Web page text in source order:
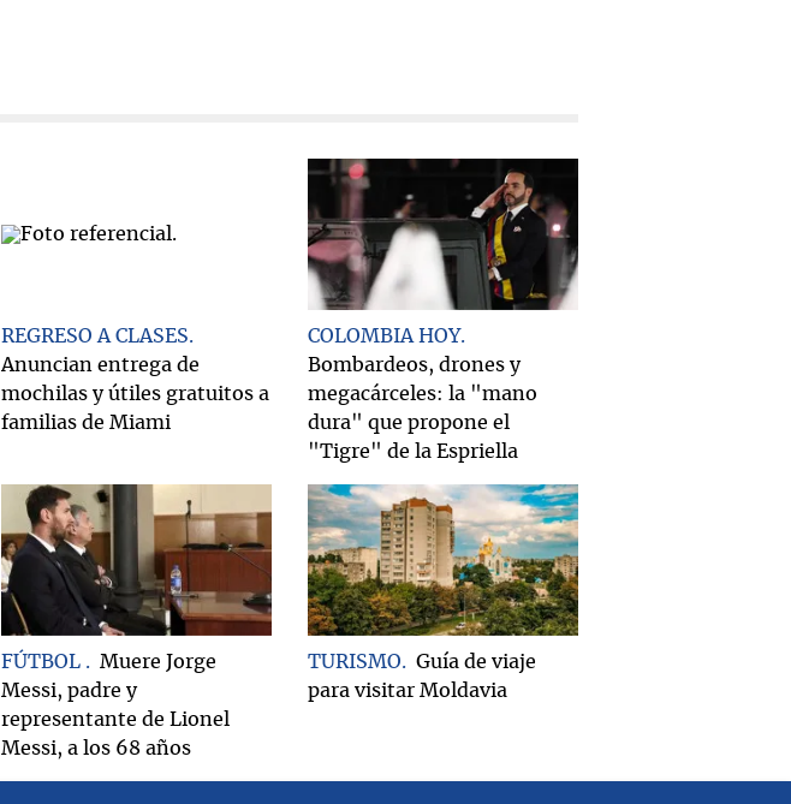
REGRESO A CLASES
Anuncian entrega de
mochilas y útiles gratuitos a
familias de Miami
COLOMBIA HOY
Bombardeos, drones y
megacárceles: la "mano
dura" que propone el
"Tigre" de la Espriella
FÚTBOL
Muere Jorge
Messi, padre y
representante de Lionel
Messi, a los 68 años
TURISMO
Guía de viaje
para visitar Moldavia